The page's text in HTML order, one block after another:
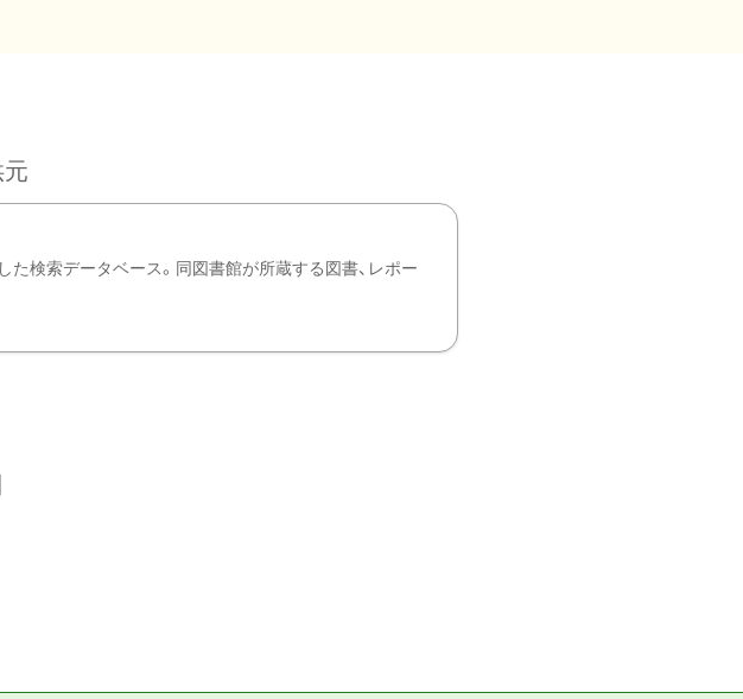
検索データベース。同図書館が所蔵する図書、レポー